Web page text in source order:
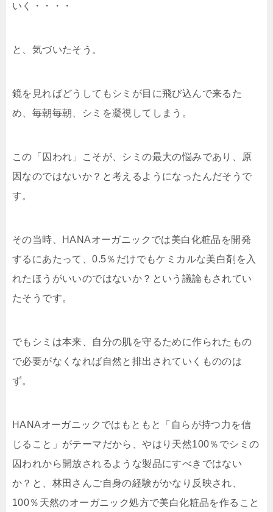
いく・・・・
と、気づいたそう。
鏡を見ればどうしてもシミが目に飛び込んで来るた
め、毎朝毎朝、シミを凝視してしまう。
この「囚われ」こそが、シミの最大の悩みであり、原
因なのではないか？と考えるようになったんだそうで
す。
その当時、HANAオーガニックでは美白化粧品を開発
するにあたって、0.5％だけでもケミカルな美白剤を入
れたほうがいいのではないか？という議論もされてい
たそうです。
でもシミは本来、自分の肌を守るために作られたもの
で必要がなくなれば自然と排出されていくもののは
ず。
HANAオーガニックではもともと「自らが持つ力を信
じること」がテーマだから、やはり天然100％でシミの
囚われから開放されるような製品にすべきではない
か？と、林田さんご自身の経験がかなり反映され、
100％天然のオーガニック処方で美白化粧品を作ること